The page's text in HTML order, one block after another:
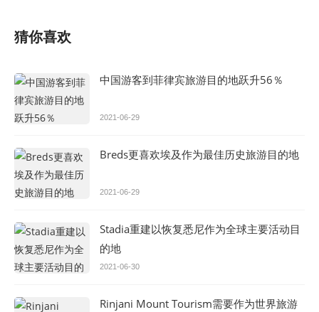
猜你喜欢
中国游客到菲律宾旅游目的地跃升56％
2021-06-29
Breds更喜欢埃及作为最佳历史旅游目的地
2021-06-29
Stadia重建以恢复悉尼作为全球主要活动目
的地
2021-06-30
Rinjani Mount Tourism需要作为世界旅游